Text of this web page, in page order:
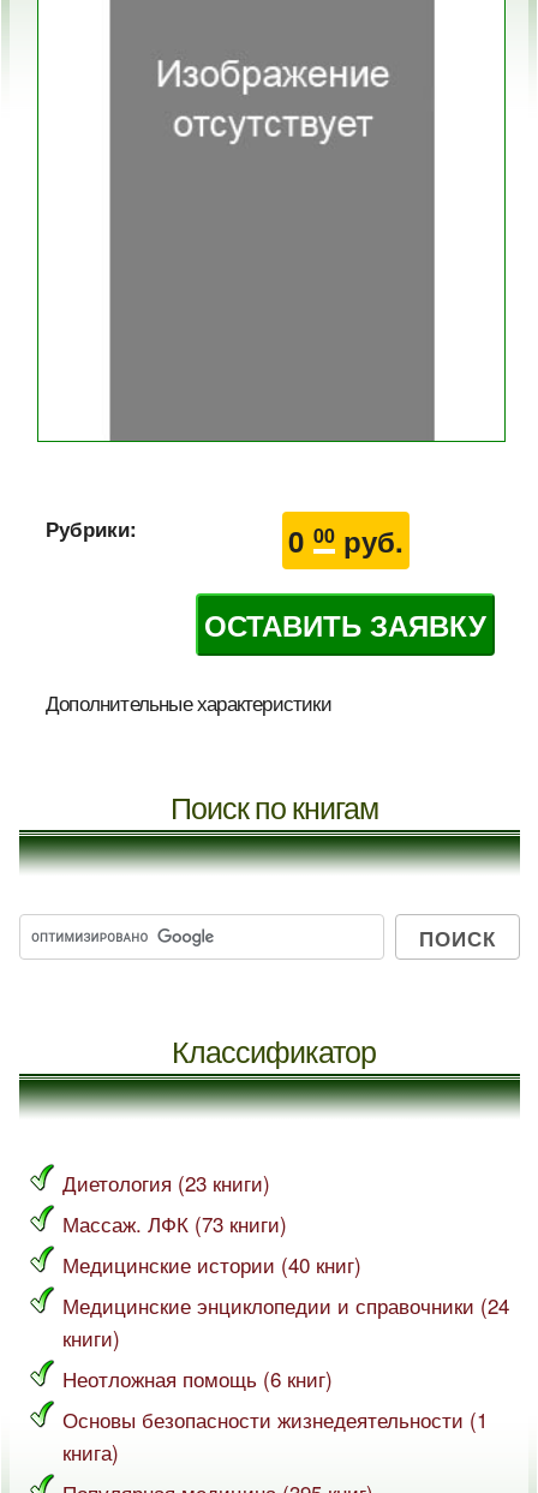
0 00руб.
ОСТАВИТЬ ЗАЯВКУ
Рубрики:
Дополнительные характеристики
Поиск по книгам
Классификатор
Диетология (23 книги)
Массаж. ЛФК (73 книги)
Медицинские истории (40 книг)
Медицинские энциклопедии и справочники (24
книги)
Неотложная помощь (6 книг)
Основы безопасности жизнедеятельности (1
книга)